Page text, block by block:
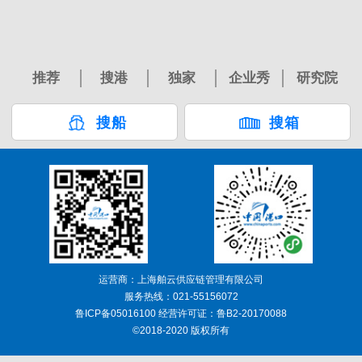
推荐 搜港 独家 企业秀 研究院
搜船 搜箱
运营商：上海舶云供应链管理有限公司
服务热线：021-55156072
鲁ICP备05016100 经营许可证：鲁B2-20170088
©2018-2020 版权所有